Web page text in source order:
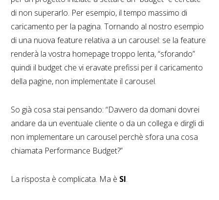
di non superarlo. Per esempio, il tempo massimo di
caricamento per la pagina. Tornando al nostro esempio
di una nuova feature relativa a un carousel: se la feature
renderà la vostra homepage troppo lenta, “sforando”
quindi il budget che vi eravate prefissi per il caricamento
della pagine, non implementate il carousel.
So già cosa stai pensando: “Davvero da domani dovrei
andare da un eventuale cliente o da un collega e dirgli di
non implementare un carousel perchè sfora una cosa
chiamata Performance Budget?”
La risposta è complicata. Ma è SI.